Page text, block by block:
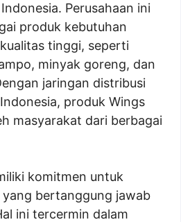
Perusahaan ini
produk kebutuhan
tinggi, seperti
minyak goreng, dan
jaringan distribusi
produk Wings
masyarakat dari berbagai
komitmen untuk
yang bertanggung jawab
ini tercermin dalam